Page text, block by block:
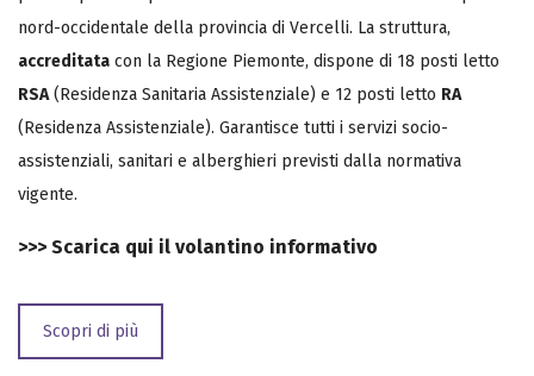
nord-occidentale della provincia di Vercelli. La struttura,
accreditata con la Regione Piemonte, dispone di 18 posti letto
RSA(Residenza Sanitaria Assistenziale) e 12 posti letto RA
(Residenza Assistenziale). Garantisce tutti i servizi socio-
assistenziali, sanitari e alberghieri previsti dalla normativa
vigente.
>>> Scarica qui il volantino informativo
Scopri di più